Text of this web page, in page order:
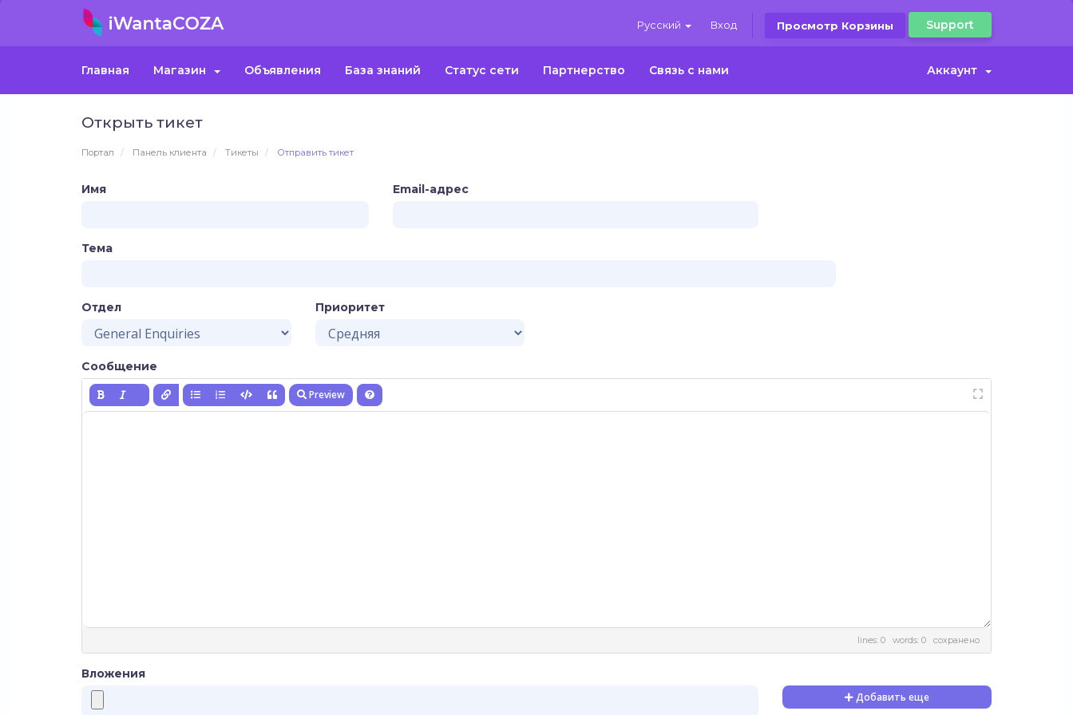
Русский Вход Просмотр Корзины Support
Главная Магазин Объявления База знаний Статус сети Партнерство Связь с нами Аккаунт
Открыть тикет
Портал Панель клиента Тикеты Отправить тикет
Имя Email-адрес
Тема
Отдел Приоритет
Сообщение
Preview
lines: 0 words: 0 сохранено
Вложения
Добавить еще